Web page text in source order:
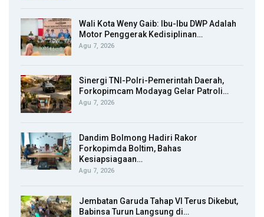
Wali Kota Weny Gaib: Ibu-Ibu DWP Adalah
Motor Penggerak Kedisiplinan…
Agu 7, 2026
Sinergi TNI-Polri-Pemerintah Daerah,
Forkopimcam Modayag Gelar Patroli…
Agu 7, 2026
Dandim Bolmong Hadiri Rakor
Forkopimda Boltim, Bahas
Kesiapsiagaan…
Agu 7, 2026
Jembatan Garuda Tahap VI Terus Dikebut,
Babinsa Turun Langsung di…